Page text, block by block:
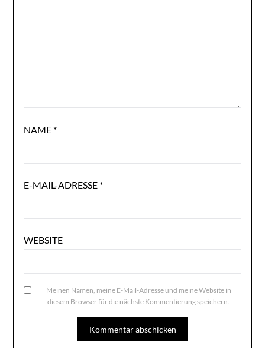
NAME *
E-MAIL-ADRESSE *
WEBSITE
Meinen Namen, meine E-Mail-Adresse und meine Website in
diesem Browser für die nächste Kommentierung speichern.